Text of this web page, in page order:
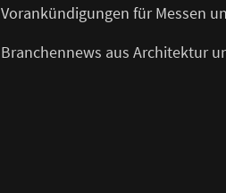
Vorankündigungen für Messen
Branchennews aus Architektur